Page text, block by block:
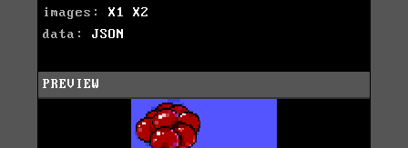
images: X1
X2
data: JSON
PREVIEW